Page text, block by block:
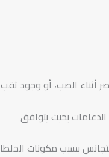
أثناء الصب، أو وجود ثقب
بحيث يتوافق